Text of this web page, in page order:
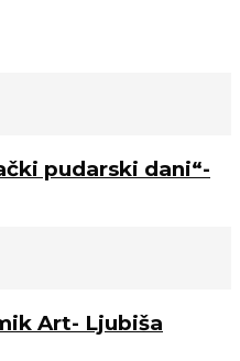
pudarski dani“-
Art- Ljubiša